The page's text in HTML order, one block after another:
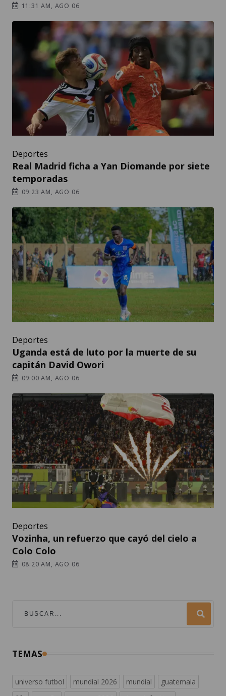
11:31 AM, AGO 06
Deportes
Real Madrid ficha a Yan Diomande por siete
temporadas
09:23 AM, AGO 06
Deportes
Uganda está de luto por la muerte de su
capitán David Owori
09:00 AM, AGO 06
Deportes
Vozinha, un refuerzo que cayó del cielo a
Colo Colo
08:20 AM, AGO 06
TEMAS
universo futbol mundial 2026 mundial
guatemala